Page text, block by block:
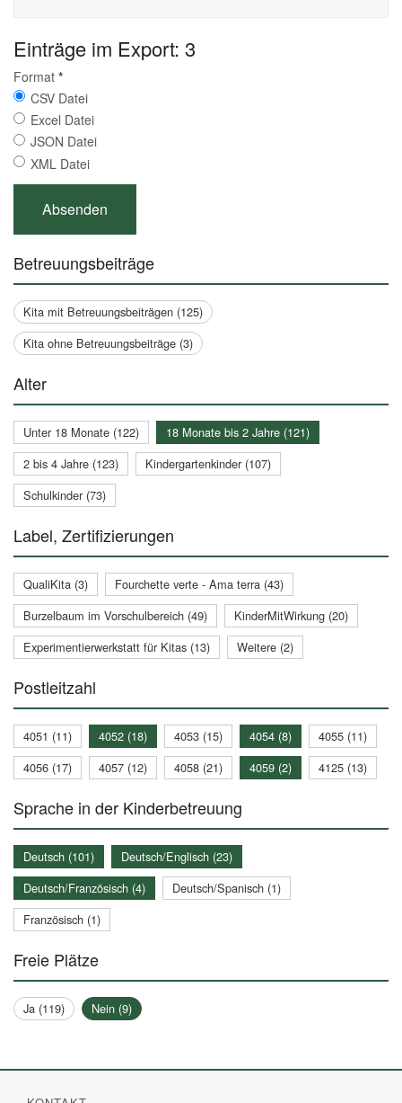
Einträge im Export: 3
Format *
CSV Datei
Excel Datei
JSON Datei
XML Datei
Betreuungsbeiträge
Kita mit Betreuungsbeiträgen (125)
Kita ohne Betreuungsbeiträge (3)
Alter
Unter 18 Monate (122)
18 Monate bis 2 Jahre (121)
2 bis 4 Jahre (123)
Kindergartenkinder (107)
Schulkinder (73)
Label, Zertifizierungen
QualiKita (3)
Fourchette verte - Ama terra (43)
Burzelbaum im Vorschulbereich (49)
KinderMitWirkung (20)
Experimentierwerkstatt für Kitas (13)
Weitere (2)
Postleitzahl
4051 (11) 4052 (18) 4053 (15) 4054 (8)
4055 (11)
4056 (17)
4057 (12) 4058 (21) 4059 (2) 4125 (13)
Sprache in der Kinderbetreuung
Deutsch (101)
Deutsch/Englisch (23)
Deutsch/Französisch (4)
Deutsch/Spanisch (1)
Französisch (1)
Freie Plätze
Ja (119) Nein (9)